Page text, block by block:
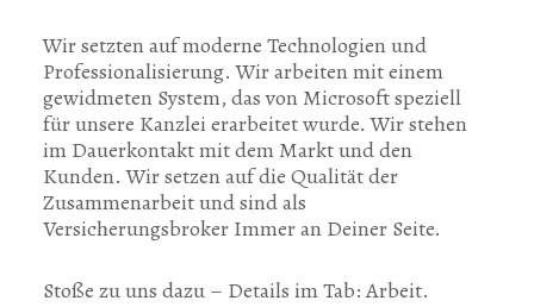
Wir setzten auf moderne Technologien und
Professionalisierung. Wir arbeiten mit einem
gewidmeten System, das von Microsoft speziell
für unsere Kanzlei erarbeitet wurde. Wir stehen
im Dauerkontakt mit dem Markt und den
Kunden. Wir setzen auf die Qualität der
Zusammenarbeit und sind als
Versicherungsbroker Immer an Deiner Seite.
Stoße zu uns dazu – Details im Tab: Arbeit.